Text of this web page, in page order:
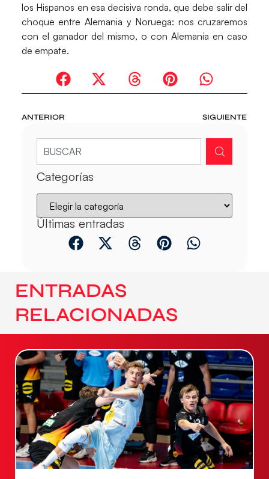
los Hispanos en esa decisiva ronda, que debe salir del
choque entre Alemania y Noruega: nos cruzaremos
con el ganador del mismo, o con Alemania en caso
de empate.
ANTERIOR SIGUIENTE
Categorías
Últimas entradas
ENTRADAS
RELACIONADAS